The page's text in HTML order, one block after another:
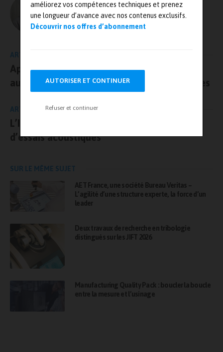
améliorez vos compétences techniques et prenez
une longueur d’avance avec nos contenus exclusifs.
Découvrir nos offres d’abonnement
AUTORISER ET CONTINUER
Refuser et continuer
L'AUTEUR
Olivier Guillon – MRJ PRESSE
ARTICLE PRÉCÉDENT
Approvisionnement, interaction et
authentification intelligents pour les articles
ARTICLE SUIVANT
L’INRS Centre Loraine réaménage les salles
d’essais acoustiques
SUR LE MÊME SUJET
AET France, une société Bureau Veritas –
L’agilité d’une structure experte, la force d’un
leader
Deux travaux de recherche en tribologie
distingués sur les JIFT 2026
Manufacturing Quality Pack : boucler la boucle
entre la mesure et l’usinage